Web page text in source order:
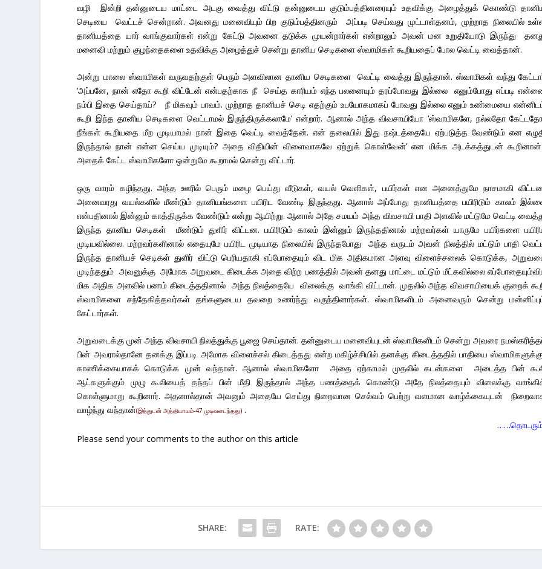
வழி இன்றி தன்னுடைய மாட்டை அடகு வைத்து விட்டு தன்னுடைய குடும்பத்தினரையும் உதவிக்கு அழைத்துக் கொண்டு
செடியை வெட்டச் சென்றான். அவனது மனைவியும் பிற குடும்பத்தினரும் அப்படி செய்வது முட்டாள்தனம், முற்றாத நிலையில்
தானியத்தை யார் வாங்குவார்கள் என்று கேட்டு அவனை தடுக்க முயன்றார்கள் என்றாலும் அவன் மன உறுதியோடு இருந்து
மனைவி மற்றும் குழந்தைகளை உதவிக்கு அழைத்துச் சென்று தானிய செடிகளை ஸ்வாமிகள் கூறியதைப் போல வெட்டி வைத்தான்.
அன்று மாலை ஸ்வாமிகள் வருவதற்குள் பெரும் அளவிலான தானிய செடிகளை வெட்டி வைத்து இருந்தான். ஸ்வாமிகள் வந்து
‘அப்பனே, நான் எதோ கூறி விட்டேன் என்பதற்காக நீ செய்த காரியம் எந்த பலனையும் தரப்போவது இல்லை எனும்போது எப்படி
நம்பி இதை செய்தாய்? நீ மிகவும் பாவம். முற்றாத தானியச் செடி எதற்கும் உபயோகமாகப் போவது இல்லை எனும் உண்மையை
கூறி இந்த தானிய செடிகளை வெட்டாமல் இருந்திருக்கலாமே’ என்றார். ஆனால் அந்த விவசாயியோ ‘ஸ்வாமிகளே, நல்லதோ
நீங்கள் கூறியதை மீற முடியாமல் நான் இதை வெட்டி வைத்தேன். என் தலையில் இது நஷ்டத்தையே ஏற்படுத்த வேண்டும் என
இருந்தால் நான் என்ன செய்ய முடியும்? அதை விதியின் விளைவாகவே ஏற்றுக் கொள்வேன்’ என மிக்க அடக்கத்துடன் கூறினான்.
அதைக் கேட்ட ஸ்வாமிகளோ ஒன்றுமே கூறாமல் சென்று விட்டார்.
ஒரு வாரம் கழிந்தது. அந்த ஊரில் பெரும் மழை பெய்து வீடுகள், வயல் வெளிகள், பயிர்கள் என அனைத்துமே நாசமாகி
அனைவரது வயல்களில் மீண்டும் தானியங்களை பயிரிட வேண்டி இருந்தது. ஆனால் அப்போது தானியத்தை பயிரிடும் காலம்
என்பதினால் இன்னும் காத்திருக்க வேண்டும் என்று ஆயிற்று. ஆனால் அதே சமயம் அந்த விவசாயி பாதி அளவில் மட்டுமே வெட்டி
இருந்த தானிய செடிகள் மீண்டும் துளிர் விட்டன. பயிரிடும் காலம் இன்னும் இருந்ததினால் மற்றவர்கள் யாருமே பயிர்களை பயிரிட
முடியவில்லை. மற்றவர்களினால் எதையுமே பயிரிட முடியாத நிலையில் இருந்தபோது அந்த வருடம் அவன் நிலத்தில் மட்டும் பாதி
இருந்த தானியச் செடிகள் துளிர் விட்டு பெரியதாகி எப்போதையும் விட மிக அதிகமான அளவு விளைச்சலைக் கொடுக்க, அறுவடை
முடிந்ததும் அவனுக்கு அமோக அறுவடை கிடைக்க அதை விற்ற பணத்தில் அவன் தனது மாட்டை மட்டும் மீட்கவில்லை எப்போதையும்விட
மிக அதிக அளவில் பணம் கிடைத்ததினால் அந்த நிலத்தையே விலைக்கு வாங்கி விட்டான். முதலில் அந்த விவசாயியைக் குறைக்
ஸ்வாமிகளை சந்தேகித்தவர்கள் தங்களுடைய தவறை உணர்ந்து வருந்தினார்கள். ஸ்வாமிகளிடம் அனைவரும் சென்று
கேட்டார்கள்.
அறுவடைக்கு முன் அந்த விவசாயி நிலத்துக்கு பூஜை செய்தான். தன்னுடைய மனைவியுடன் ஸ்வாமிகளிடம் சென்று அவரை
பின் அவரால்தானே தனக்கு இப்படி அமோக விளைச்சல் கிடைத்தது என்ற மகிழ்ச்சியில் தனக்கு கிடைத்ததில் பாதியை
காணிக்கையாகக் கொடுக்க முன் வந்தான். ஆனால் ஸ்வாமிகளோ அதை ஏற்காமல் முதலில் கடன்களை அடைத்த பின்
ஆட்களுக்கும் முழு கூலியைத் தந்தப் பின் மீதி இருந்தால் அந்த பணத்தைக் கொண்டு அதே நிலத்தையும் விலைக்கு
கொள்ளுமாறு கூறினார். அதனால்தான் அவனும் அதையே செய்து நிறைவான செல்வம் பெற்று வளமான வாழ்க்கையுடன்
வாழ்ந்து வந்தான்(இத்துடன் அத்தியாயம்-47 முடிவடைந்தது) .
Please send your comments to the author on this article
SHARE: RATE: